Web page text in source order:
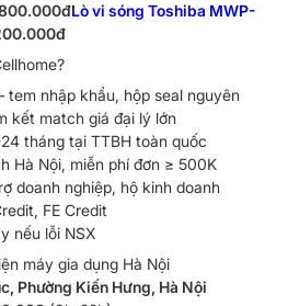
Lò vi sóng Toshiba MWP-
tem nhập khẩu, hộp seal nguyên
kết match giá đại lý lớn
tháng tại TTBH toàn quốc
Hà Nội, miễn phí đơn ≥ 500K
doanh nghiệp, hộ kinh doanh
FE Credit
nếu lỗi NSX
máy gia dụng Hà Nội
Phường Kiến Hưng, Hà Nội